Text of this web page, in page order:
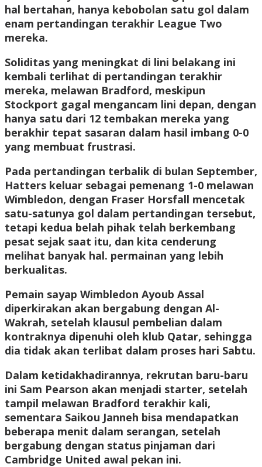
hal bertahan, hanya kebobolan satu gol dalam
enam pertandingan terakhir League Two
mereka.
Soliditas yang meningkat di lini belakang ini
kembali terlihat di pertandingan terakhir
mereka, melawan Bradford, meskipun
Stockport gagal mengancam lini depan, dengan
hanya satu dari 12 tembakan mereka yang
berakhir tepat sasaran dalam hasil imbang 0-0
yang membuat frustrasi.
Pada pertandingan terbalik di bulan September,
Hatters keluar sebagai pemenang 1-0 melawan
Wimbledon, dengan Fraser Horsfall mencetak
satu-satunya gol dalam pertandingan tersebut,
tetapi kedua belah pihak telah berkembang
pesat sejak saat itu, dan kita cenderung
melihat banyak hal. permainan yang lebih
berkualitas.
Pemain sayap Wimbledon Ayoub Assal
diperkirakan akan bergabung dengan Al-
Wakrah, setelah klausul pembelian dalam
kontraknya dipenuhi oleh klub Qatar, sehingga
dia tidak akan terlibat dalam proses hari Sabtu.
Dalam ketidakhadirannya, rekrutan baru-baru
ini Sam Pearson akan menjadi starter, setelah
tampil melawan Bradford terakhir kali,
sementara Saikou Janneh bisa mendapatkan
beberapa menit dalam serangan, setelah
bergabung dengan status pinjaman dari
Cambridge United awal pekan ini.